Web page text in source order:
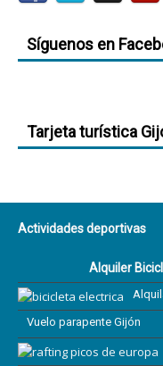
Síguenos en
Tarjeta turística
Actividades deportivas
Alquiler
Vuelo parapente Gijón